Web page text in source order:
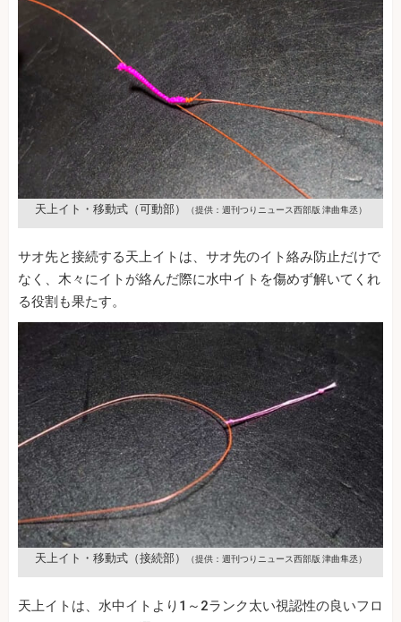
天上イト・移動式（可動部） （提供：週刊つりニュース西部版 津曲隼丞）
サオ先と接続する天上イトは、サオ先のイト絡み防止だけで
なく、木々にイトが絡んだ際に水中イトを傷めず解いてくれ
る役割も果たす。
天上イト・移動式（接続部） （提供：週刊つりニュース西部版 津曲隼丞）
天上イトは、水中イトより1～2ランク太い視認性の良いフロ